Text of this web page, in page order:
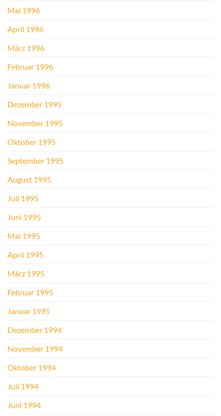
Mai 1996
April 1996
März 1996
Februar 1996
Januar 1996
Dezember 1995
November 1995
Oktober 1995
September 1995
August 1995
Juli 1995
Juni 1995
Mai 1995
April 1995
März 1995
Februar 1995
Januar 1995
Dezember 1994
November 1994
Oktober 1994
Juli 1994
Juni 1994